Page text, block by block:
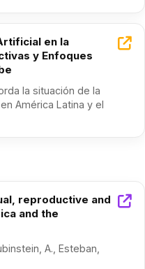
en la
y Enfoques
la situación de la
América Latina y el
reproductive and
and the
A., Esteban,